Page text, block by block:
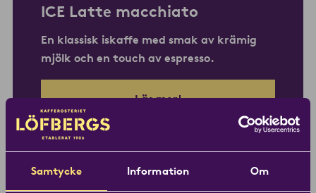
Samtycke Information Om
ICE Latte macchiato
En klassisk iskaffe med smak av krämig
mjölk och en touch av espresso.
Läs mer!